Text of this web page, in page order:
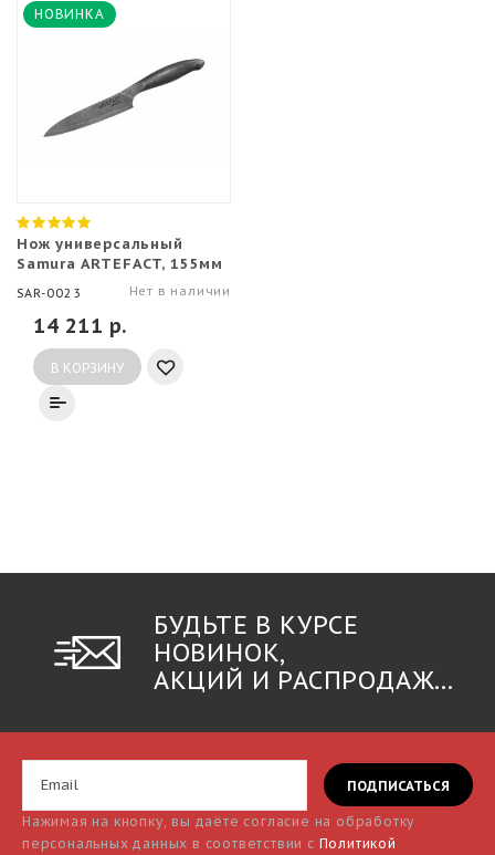
НОВИНКА
Нож универсальный
Samura ARTEFACT, 155мм
SAR-0023 Нет в наличии
14 211 р.
В КОРЗИНУ
БУДЬТЕ В КУРСЕ
НОВИНОК,
АКЦИЙ И РАСПРОДАЖ...
Нажимая на кнопку, вы даёте согласие на обработку
персональных данных в соответствии с Политикой